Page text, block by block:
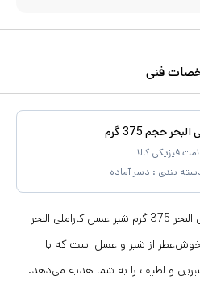
فنی
حجم 375 گرم
فیزیکی کالا
بندی : دسر آماده
معرفی محصول: شیر عسل کاراملی البحر 375 گرم شیر عسل کاراملی البحر
خوش‌عطر از شیر و عسل است که با
و لطیف را به شما هدیه می‌دهد.